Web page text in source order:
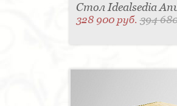
Стол Idealsedia
328 900 руб.394